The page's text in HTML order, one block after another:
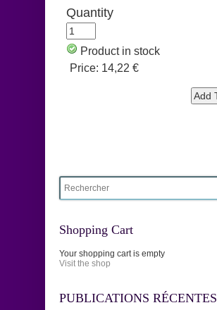
Quantity
Product in stock
Price: 14,22 €
Shopping Cart
Your shopping cart is empty
Visit the shop
PUBLICATIONS RÉCENTES